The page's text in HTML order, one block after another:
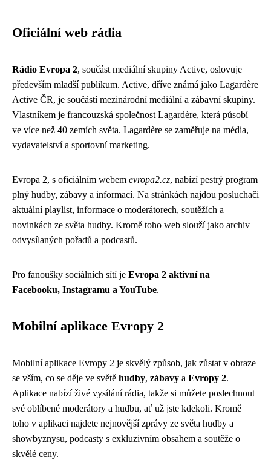
Oficiální web rádia
Rádio Evropa 2, součást mediální skupiny Active, oslovuje
především mladší publikum. Active, dříve známá jako Lagardère
Active ČR, je součástí mezinárodní mediální a zábavní skupiny.
Vlastníkem je francouzská společnost Lagardère, která působí
ve více než 40 zemích světa. Lagardère se zaměřuje na média,
vydavatelství a sportovní marketing.
Evropa 2, s oficiálním webem evropa2.cz, nabízí pestrý program
plný hudby, zábavy a informací. Na stránkách najdou posluchači
aktuální playlist, informace o moderátorech, soutěžích a
novinkách ze světa hudby. Kromě toho web slouží jako archiv
odvysílaných pořadů a podcastů.
Pro fanoušky sociálních sítí je Evropa 2 aktivní na
Facebooku, Instagramu a YouTube.
Mobilní aplikace Evropy 2
Mobilní aplikace Evropy 2 je skvělý způsob, jak zůstat v obraze
se vším, co se děje ve světě hudby, zábavy a Evropy 2.
Aplikace nabízí živé vysílání rádia, takže si můžete poslechnout
své oblíbené moderátory a hudbu, ať už jste kdekoli. Kromě
toho v aplikaci najdete nejnovější zprávy ze světa hudby a
showbyznysu, podcasty s exkluzivním obsahem a soutěže o
skvělé ceny.